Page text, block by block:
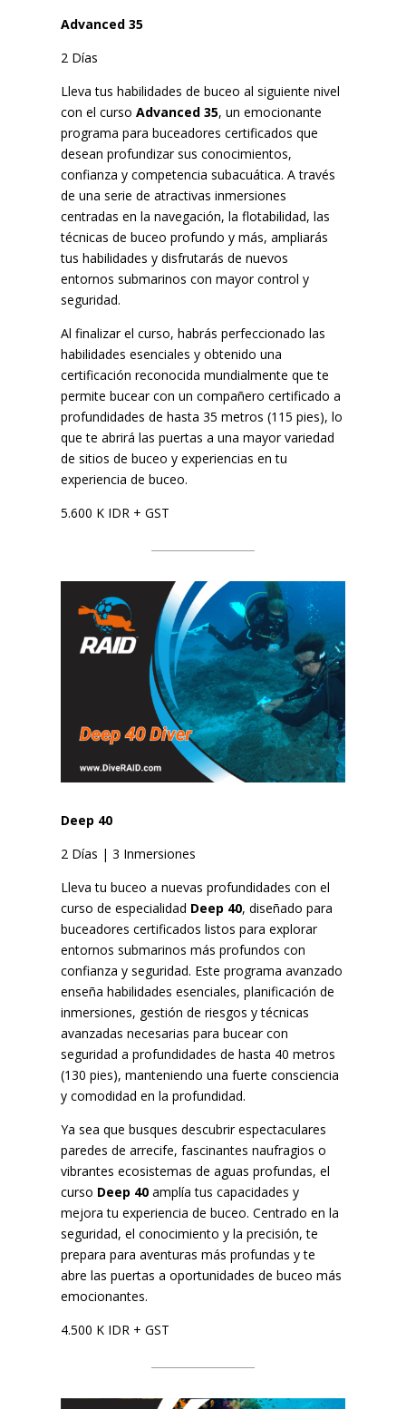
Advanced 35
2 Días
Lleva tus habilidades de buceo al siguiente nivel
con el cursoAdvanced 35, un emocionante
programa para buceadores certificados que
desean profundizar sus conocimientos,
confianza y competencia subacuática. A través
de una serie de atractivas inmersiones
centradas en la navegación, la flotabilidad, las
técnicas de buceo profundo y más, ampliarás
tus habilidades y disfrutarás de nuevos
entornos submarinos con mayor control y
seguridad.
Al finalizar el curso, habrás perfeccionado las
habilidades esenciales y obtenido una
certificación reconocida mundialmente que te
permite bucear con un compañero certificado a
profundidades de hasta 35 metros (115 pies), lo
que te abrirá las puertas a una mayor variedad
de sitios de buceo y experiencias en tu
experiencia de buceo.
5.600 K IDR + GST
Deep 40
2 Días | 3 Inmersiones
Lleva tu buceo a nuevas profundidades con el
curso de especialidad Deep 40, diseñado para
buceadores certificados listos para explorar
entornos submarinos más profundos con
confianza y seguridad. Este programa avanzado
enseña habilidades esenciales, planificación de
inmersiones, gestión de riesgos y técnicas
avanzadas necesarias para bucear con
seguridad a profundidades de hasta 40 metros
(130 pies), manteniendo una fuerte consciencia
y comodidad en la profundidad.
Ya sea que busques descubrir espectaculares
paredes de arrecife, fascinantes naufragios o
vibrantes ecosistemas de aguas profundas, el
curso Deep 40 amplía tus capacidades y
mejora tu experiencia de buceo. Centrado en la
seguridad, el conocimiento y la precisión, te
prepara para aventuras más profundas y te
abre las puertas a oportunidades de buceo más
emocionantes.
4.500 K IDR + GST